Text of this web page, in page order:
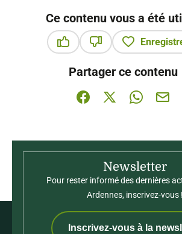
Ce contenu vous a été
Partager ce contenu
Partager sur Facebook
Partager sur X /
Partager
Newsletter
Pour rester informé des dernières
Ardennes, inscrivez-vous !
Inscrivez-vous à la